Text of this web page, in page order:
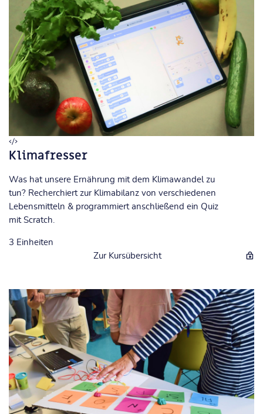
Klimafresser
Was hat unsere Ernährung mit dem Klimawandel zu
tun? Recherchiert zur Klimabilanz von verschiedenen
Lebensmitteln & programmiert anschließend ein Quiz
mit Scratch.
3 Einheiten
Zur Kursübersicht